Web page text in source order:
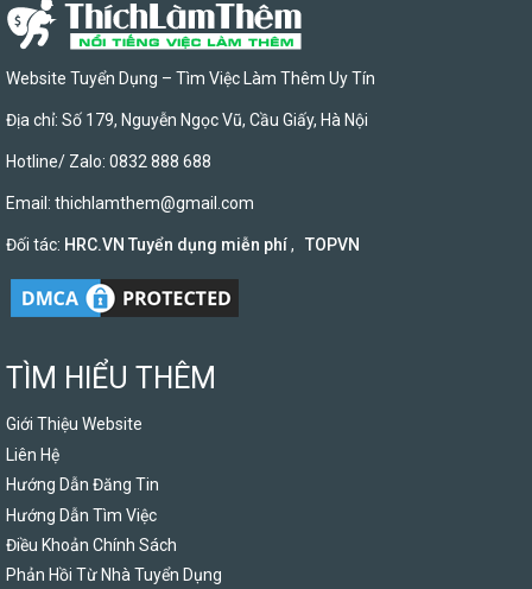
Website Tuyển Dụng – Tìm Việc Làm Thêm Uy Tín
Địa chỉ: Số 179, Nguyễn Ngọc Vũ, Cầu Giấy, Hà Nội
Hotline/ Zalo: 0832 888 688
Email: thichlamthem@gmail.com
Đối tác: HRC.VN Tuyển dụng miễn phí, TOPVN
TÌM HIỂU THÊM
Giới Thiệu Website
Liên Hệ
Hướng Dẫn Đăng Tin
Hướng Dẫn Tìm Việc
Điều Khoản Chính Sách
Phản Hồi Từ Nhà Tuyển Dụng